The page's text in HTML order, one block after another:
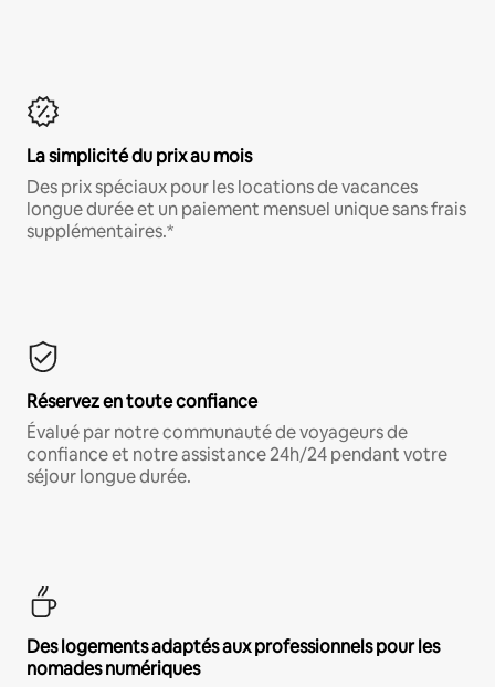
La simplicité du prix au mois
Des prix spéciaux pour les locations de vacances
longue durée et un paiement mensuel unique sans frais
supplémentaires.*
Réservez en toute confiance
Évalué par notre communauté de voyageurs de
confiance et notre assistance 24h/24 pendant votre
séjour longue durée.
Des logements adaptés aux professionnels pour les
nomades numériques